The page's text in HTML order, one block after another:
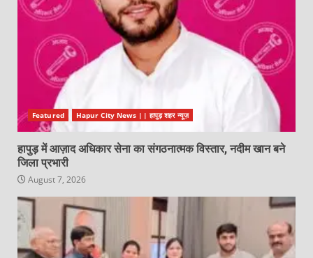
Featured Hapur City News || हापुड़ शहर न्यूज़
हापुड़ में आज़ाद अधिकार सेना का संगठनात्मक विस्तार, नदीम खान बने
जिला प्रभारी
August 7, 2026